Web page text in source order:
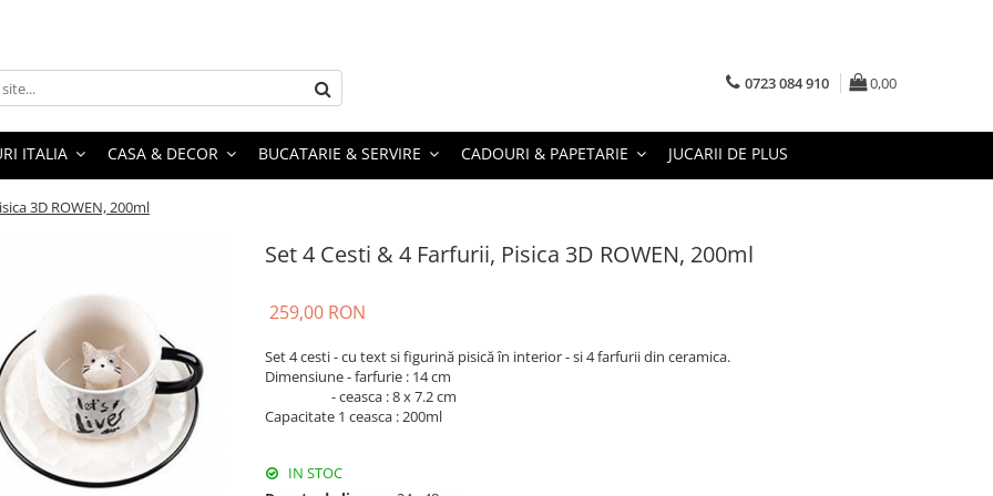
0723 084 910 0,00
ITALIA CASA & DECOR BUCATARIE & SERVIRE CADOURI & PAPETARIE JUCARII DE PLUS
3D ROWEN, 200ml
Set 4 Cesti & 4 Farfurii, Pisica 3D ROWEN, 200ml
259,00 RON
Set 4 cesti - cu text si figurină pisică în interior - si 4 farfurii din ceramica.
Dimensiune - farfurie : 14 cm
- ceasca : 8 x 7.2 cm
Capacitate 1 ceasca : 200ml
IN STOC